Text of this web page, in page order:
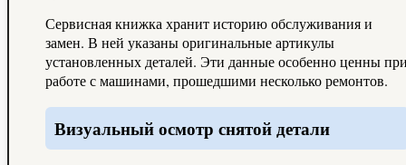
Сервисная книжка хранит историю обслуживания и
замен. В ней указаны оригинальные артикулы
установленных деталей. Эти данные особенно ценны
работе с машинами, прошедшими несколько ремонтов.
Визуальный осмотр снятой детали